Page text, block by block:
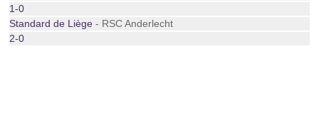
1-0
Standard de Liège - RSC Anderlecht
2-0